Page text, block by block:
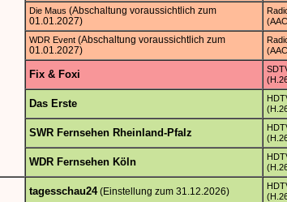
Die Maus (Abschaltung voraussichtlich zum
01.01.2027)
WDR Event(Abschaltung voraussichtlich zum
01.01.2027)
Fix & Foxi
Das Erste
SWR Fernsehen Rheinland-Pfalz
WDR Fernsehen Köln
tagesschau24(Einstellung zum 31.12.2026)